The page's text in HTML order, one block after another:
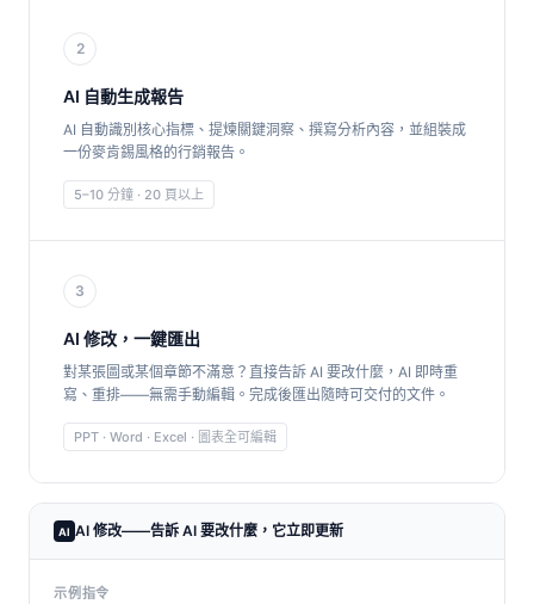
2
AI 自動生成報告
AI 自動識別核心指標、提煉關鍵洞察、撰寫分析內容，並組裝成
一份麥肯錫風格的行銷報告。
5–10 分鐘 · 20 頁以上
3
AI 修改，一鍵匯出
對某張圖或某個章節不滿意？直接告訴 AI 要改什麼，AI 即時重
寫、重排——無需手動編輯。完成後匯出隨時可交付的文件。
PPT · Word · Excel · 圖表全可編輯
AI AI 修改——告訴 AI 要改什麼，它立即更新
示例指令